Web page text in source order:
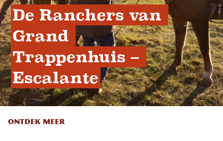
De Ranchers van
Grand
Trappenhuis –
Escalante
ONTDEK MEER